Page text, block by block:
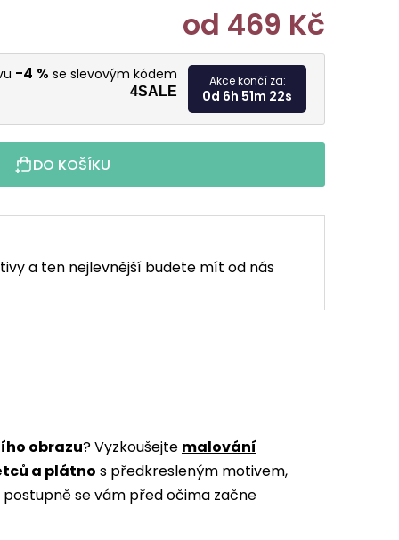
od 469 Kč
Měrná
-4 % se slevovým kódem
4SALE
Akce končí za:
0d 6h 51m 21s
DO KOŠÍKU
a ten nejlevnější budete mít od nás
obrazu? Vyzkoušejte malování
a plátno s předkresleným motivem,
se vám před očima začne